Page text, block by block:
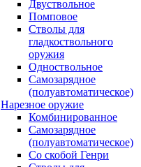
Двуствольное
Помповое
Стволы для
гладкоствольного
оружия
Одноствольное
Самозарядное
(полуавтоматическое)
Нарезное оружие
Комбинированное
Самозарядное
(полуавтоматическое)
Со скобой Генри